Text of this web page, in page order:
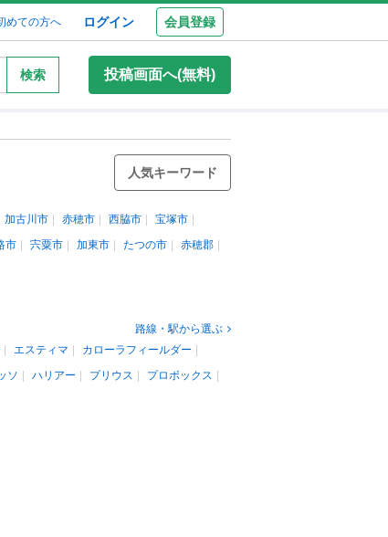
めての方へ ログイン 会員登録
検索 投稿画面へ(無料)
人気キーワード
加古川市 赤穂市 西脇市
宝塚市
市 宍粟市 加東市 たつの市
赤穂郡
路線・駅から選ぶ
エスティマ
カローラフィールダー
ソ ハリアー プリウス
プロボックス